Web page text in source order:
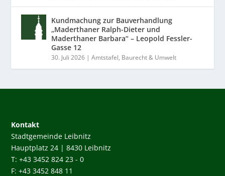
Kundmachung zur Bauverhandlung
„Maderthaner Ralph-Dieter und
Maderthaner Barbara“ – Leopold Fessler-
Gasse 12
30. Juli 2026 |Amtstafel, Baurecht & Umwelt
Kontakt
Stadtgemeinde Leibnitz
Hauptplatz 24 | 8430 Leibnitz
T: +43 3452 824 23 - 0
F: +43 3452 848 11